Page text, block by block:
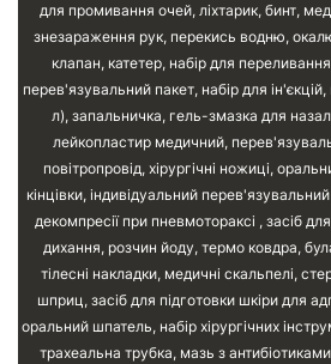
для промивання очей, ліхтарик, бинт,
знезараження рук, перекись водню,
клапан, катетер, набір для
перев'язувальний пакет, набір для
л), запальничка, гель-змазка для
лейкопластир медичний,
повітропровід, хірургічні ножиці,
кінцівки, індивідуальний
декомпресії при пневмотораксі , засіб
дихання, розчин йоду, термо ковдра,
тілесні накладки, медичні скальпелі,
шприц, засіб для підготовки шкіри для
оральний шпатель, набір хірургічних
трахеальна трубка, мазь з